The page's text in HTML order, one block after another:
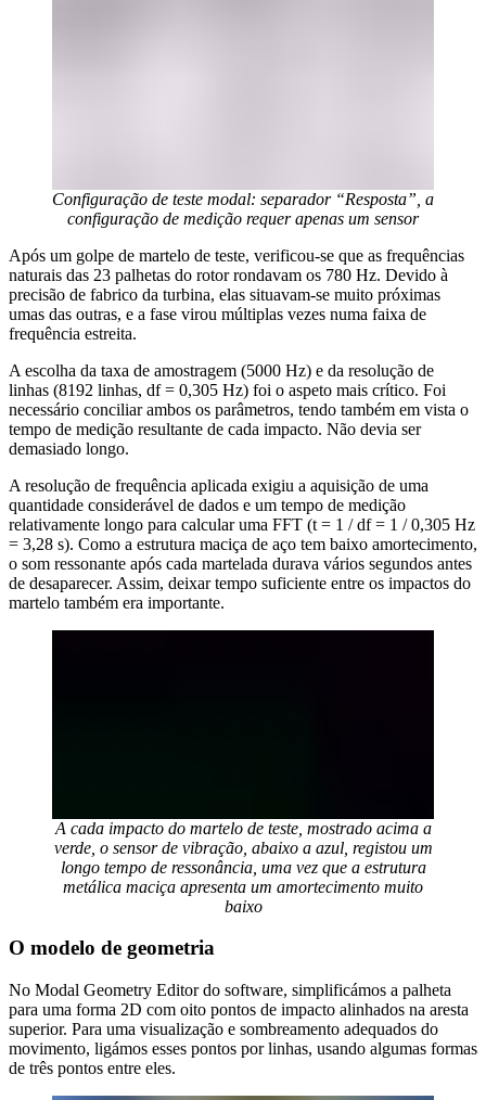
Configuração de teste modal: separador “Resposta”, a
configuração de medição requer apenas um sensor
Após um golpe de martelo de teste, verificou‑se que as frequências
naturais das 23 palhetas do rotor rondavam os 780 Hz. Devido à
precisão de fabrico da turbina, elas situavam‑se muito próximas
umas das outras, e a fase virou múltiplas vezes numa faixa de
frequência estreita.
A escolha da taxa de amostragem (5000 Hz) e da resolução de
linhas (8192 linhas, df = 0,305 Hz) foi o aspeto mais crítico. Foi
necessário conciliar ambos os parâmetros, tendo também em vista o
tempo de medição resultante de cada impacto. Não devia ser
demasiado longo.
A resolução de frequência aplicada exigiu a aquisição de uma
quantidade considerável de dados e um tempo de medição
relativamente longo para calcular uma FFT (t = 1 / df = 1 / 0,305 Hz
= 3,28 s). Como a estrutura maciça de aço tem baixo amortecimento,
o som ressonante após cada martelada durava vários segundos antes
de desaparecer. Assim, deixar tempo suficiente entre os impactos do
martelo também era importante.
A cada impacto do martelo de teste, mostrado acima a
verde, o sensor de vibração, abaixo a azul, registou um
longo tempo de ressonância, uma vez que a estrutura
metálica maciça apresenta um amortecimento muito
baixo
O modelo de geometria
No Modal Geometry Editor do software, simplificámos a palheta
para uma forma 2D com oito pontos de impacto alinhados na aresta
superior. Para uma visualização e sombreamento adequados do
movimento, ligámos esses pontos por linhas, usando algumas formas
de três pontos entre eles.